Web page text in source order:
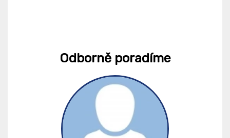
Odborně poradíme